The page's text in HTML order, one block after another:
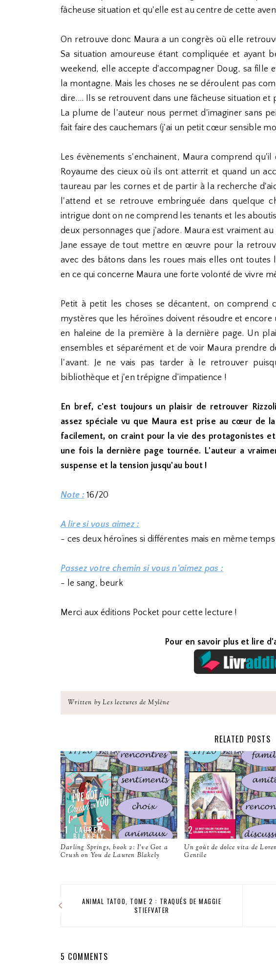
fâcheuse situation et qu'elle est au centre de cette
On retrouve donc Maura a un congrès où elle
Sa situation amoureuse étant compliquée et ayant
weekend, elle accepte d'accompagner Doug, sa fille
la montagne. Mais les choses ne se déroulent pas
dire.... Ils se retrouvent dans une fâcheuse situation et
La plume de l'auteur nous permet d'imaginer sans
fait faire des cauchemars (j'ai un petit cœur sensible
Les évènements s'enchainent, Maura comprend
Royaume des cieux où ils ont atterrit et quand un
taureau par les cornes et de partir à la recherche
l'attend et se retrouve embringuée dans quelque
intrigue dont on ne comprend les tenants et les
deux personnages que j'adore. Maura est vraiment
Jane essaye de tout mettre en œuvre pour la
avec des bâtons dans les roues mais elles ont
en ce qui concerne Maura une forte volonté de vivre
Petit à petit les choses se décantent, on comprend
mystères que les héroïnes doivent résoudre et
en haleine de la première à la dernière page. Un
ensembles et séparément et de voir Maura prendre
l'avant. Je ne vais pas tarder à le retrouver
bibliothèque et j'en trépigne d’impatience !
En bref, c'est toujours un plaisir de retrouver
assez spéciale vu que Maura est prise au cœur de
facilement, on craint pour la vie des protagonistes
une fois la dernière page tournée. L'auteur a
suspense et la tension jusqu'au bout !
Note : 16/20
A lire si vous aimez :
- ces deux héroïnes si différentes mais en même
Passez votre chemin si vous n'aimez pas :
- le sang, beurk
Merci aux éditions Pocket pour cette lecture !
Pour en savoir plus et lire
Written by Les lectures de Mylène
RELATED POSTS
Darling Springs, book 2: I've Got a
Crush on You de Lauren Blakely
Un goût de dolce vita de
Gentile
ANIMAL TATOO, TOME 2 : TRAQUÉS DE MAGGIE
STIEFVATER
5 COMMENTS